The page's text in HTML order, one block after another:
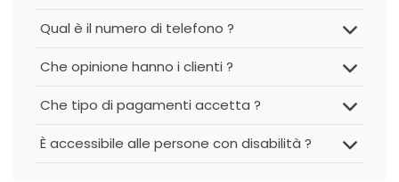
Qual è il numero di telefono ?
Che opinione hanno i clienti ?
Che tipo di pagamenti accetta ?
È accessibile alle persone con disabilità ?